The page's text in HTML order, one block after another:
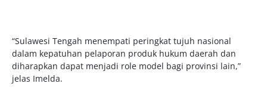
“Sulawesi Tengah menempati peringkat tujuh nasional
dalam kepatuhan pelaporan produk hukum daerah dan
diharapkan dapat menjadi role model bagi provinsi lain,”
jelas Imelda.